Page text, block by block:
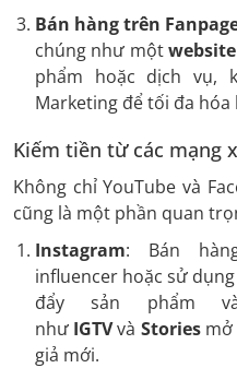
Bán hàng trên
chúng như một
phẩm hoặc dịch vụ,
Marketing để tối đa
Kiếm tiền từ các mạng
Không chỉ YouTube và
cũng là một phần quan
Instagram: Bán
influencer hoặc sử
đẩy sản phẩm
như IGTVvà Storiesmở
giả mới.